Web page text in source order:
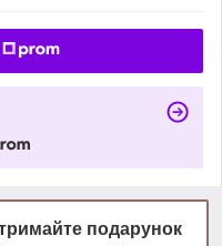
подарунок